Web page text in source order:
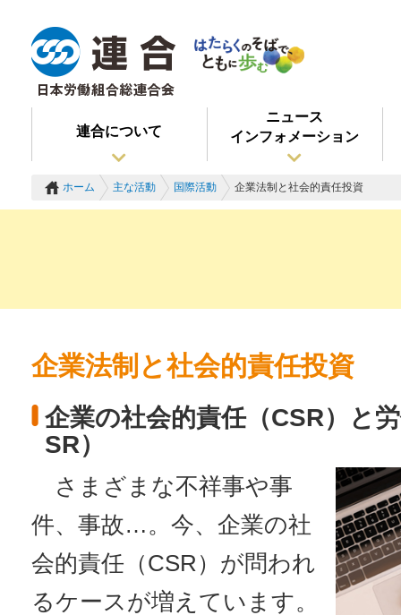
連合について
ニュース
インフォメーション
ホーム 主な活動 国際活動 企業法制と社会的責任投資
企業法制と社会的責任投資
企業の社会的責任（CSR）と
SR）
さまざまな不祥事や事
件、事故…。今、企業の社
会的責任（CSR）が問われ
るケースが増えています。